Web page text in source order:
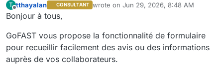
T
Offline
tthayalan CONSULTANT wrote on Jun 29, 2026, 8:48 AM
last edited by tthayalanJul 1, 2026, 1:47
Bonjour à tous,
GoFAST vous propose la fonctionnalité de formulaire
pour recueillir facilement des avis ou des informations
auprès de vos collaborateurs.